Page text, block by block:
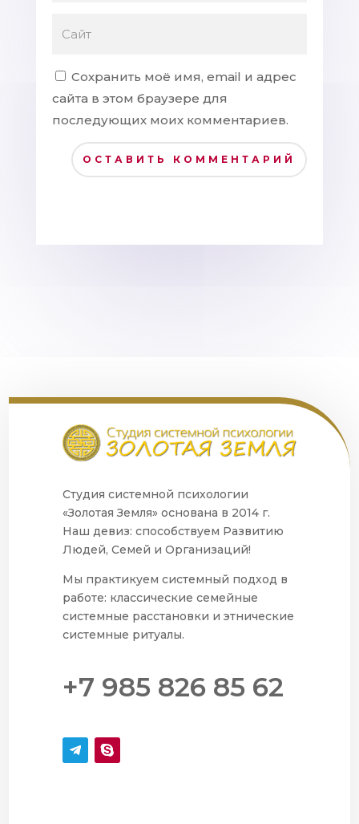
Сохранить моё имя, email и адрес
сайта в этом браузере для
последующих моих комментариев.
ОСТАВИТЬ КОММЕНТАРИЙ
Студия системной психологии
«Золотая Земля» основана в 2014 г.
Наш девиз: способствуем Развитию
Людей, Семей и Организаций!
Мы практикуем системный подход в
работе: классические семейные
системные расстановки и этнические
системные ритуалы.
+7 985 826 85 62